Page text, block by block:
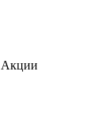
Акции